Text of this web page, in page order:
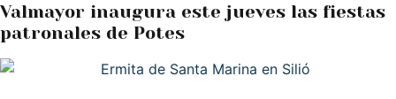
Valmayor inaugura este jueves las fiestas
patronales de Potes